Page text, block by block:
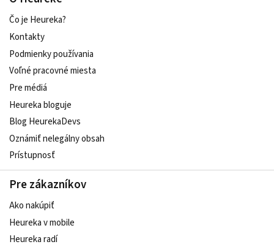
Čo je Heureka?
Kontakty
Podmienky používania
Voľné pracovné miesta
Pre médiá
Heureka bloguje
Blog HeurekaDevs
Oznámiť nelegálny obsah
Prístupnosť
Pre zákazníkov
Ako nakúpiť
Heureka v mobile
Heureka radí